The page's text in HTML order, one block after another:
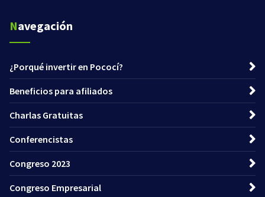
Navegación
¿Porqué invertir en Pococí?
Beneficios para afiliados
Charlas Gratuitas
Conferencistas
Congreso 2023
Congreso Empresarial